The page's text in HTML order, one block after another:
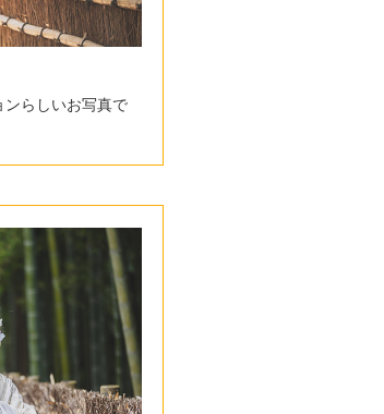
ンらしいお写真で